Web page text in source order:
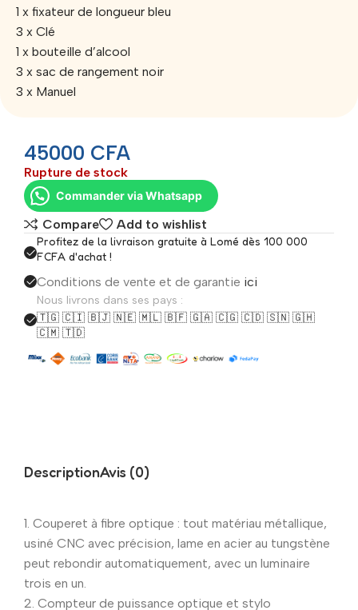
1 x fixateur de longueur bleu
3 x Clé
1 x bouteille d’alcool
3 x sac de rangement noir
3 x Manuel
45000 CFA
Rupture de stock
Commander via Whatsapp
Compare Add to wishlist
Profitez de la livraison gratuite à Lomé dès 100 000
FCFA d'achat !
Conditions de vente et de garantie ici
Nous livrons dans ses pays :
🇹🇬 🇨🇮 🇧🇯 🇳🇪 🇲🇱 🇧🇫 🇬🇦 🇨🇬 🇨🇩 🇸🇳 🇬🇭
🇨🇲 🇹🇩
DescriptionAvis (0)
1. Couperet à fibre optique : tout matériau métallique,
usiné CNC avec précision, lame en acier au tungstène
peut rebondir automatiquement, avec un luminaire
trois en un.
2. Compteur de puissance optique et stylo